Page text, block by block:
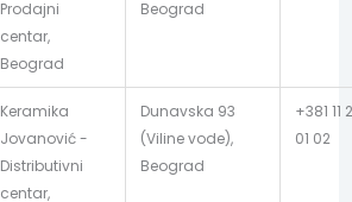
Prodajni
centar,
Beograd
Beograd
Keramika
Jovanović -
Distributivni
centar,
Dunavska 93
(Viline vode),
Beograd
+381 11
01 02